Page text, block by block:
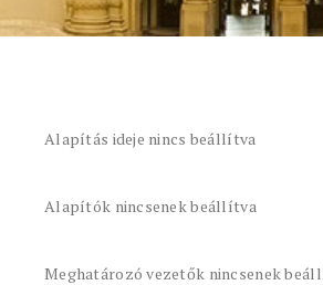
Alapítás ideje nincs beállítva
Alapítók nincsenek beállítva
Meghatározó vezetők nincsenek